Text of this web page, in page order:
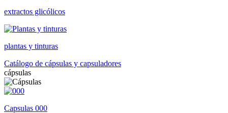
extractos glicólicos
plantas y tinturas
Catálogo de cápsulas y capsuladores
cápsulas
Capsulas 000